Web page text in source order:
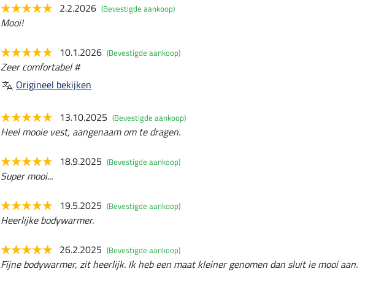
2.2.2026 (Bevestigde aankoop)
Mooi!
10.1.2026 (Bevestigde aankoop)
Zeer comfortabel #
Origineel bekijken
13.10.2025 (Bevestigde aankoop)
Heel mooie vest, aangenaam om te dragen.
18.9.2025 (Bevestigde aankoop)
Super mooi...
19.5.2025 (Bevestigde aankoop)
Heerlijke bodywarmer.
26.2.2025 (Bevestigde aankoop)
Fijne bodywarmer, zit heerlijk. Ik heb een maat kleiner genomen dan sluit ie mooi aan.